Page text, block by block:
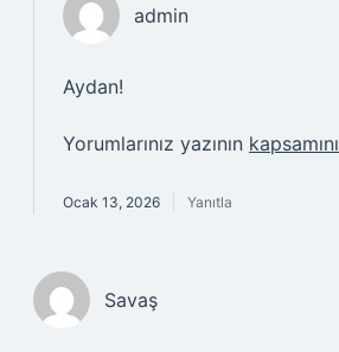
admin
Aydan!
Yorumlarınız yazının kapsamını
Ocak 13, 2026 Yanıtla
Savaş